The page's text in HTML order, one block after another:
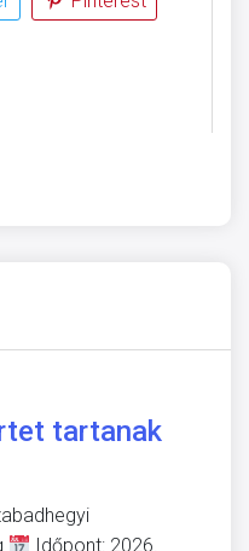
tartanak
Időpont: 2026.